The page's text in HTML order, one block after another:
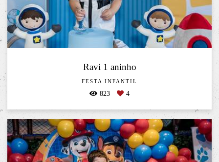
Ravi 1 aninho
FESTA INFANTIL
823 4